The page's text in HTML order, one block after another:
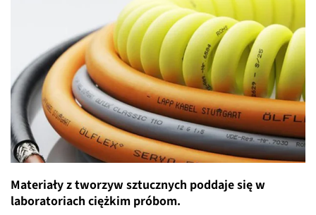
Materiały z tworzyw sztucznych poddaje się w
laboratoriach ciężkim próbom.